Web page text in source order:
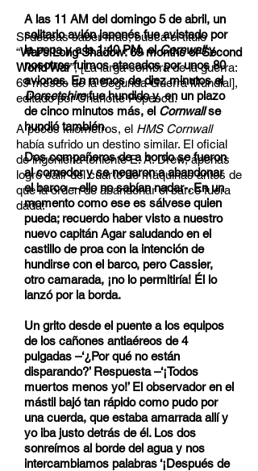
A las 11 AM del domingo 5 de abril, un
solitario avión japonés fue avistado por
la popa y a la 1:40 PM, elCornwally
nosotros fuimos atacados por unos 80
aviones. En menos de diez minutos el
Dorsetshirefue hundido y, en un plazo
de cinco minutos más, el Cornwallse
hundió también.
Dos compañeros de a bordo se fueron
al comedor y se negaron a abandonar
el barco – ello no sabían nadar-. En un
momento como ese es sálvese quien
pueda; recuerdo haber visto a nuestro
nuevo capitán Agar saludando en el
castillo de proa con la intención de
hundirse con el barco, pero Cassier,
otro camarada, ¡no lo permitiría! Él lo
lanzó por la borda.
Un grito desde el puente a los equipos
de los cañones antiaéreos de 4
pulgadas –‘¿Por qué no están
disparando?’ Respuesta –‘¡Todos
muertos menos yo!’ El observador en el
mástil bajó tan rápido como pudo por
una cuerda, que estaba amarrada allí y
yo iba justo detrás de él. Los dos
sonreímos al borde del agua y nos
intercambiamos palabras ‘¡Después de
Si deseas saber más, busca el título
“War’s Long Shadow: 69 months of Second
World War”, [La larga sombra de la guerra:
69 meses de la Segunda Guerra Mundial],
editado por Charlotte Popescu.
A pocos kilómetros, el HMS Cornwall
había sufrido un destino similar. El oficial
de ingeniería teniente E. A. Drew, apenas
logró salir del cuarto de máquinas antes de
que la orden de abandonar el barco fuera
dada: